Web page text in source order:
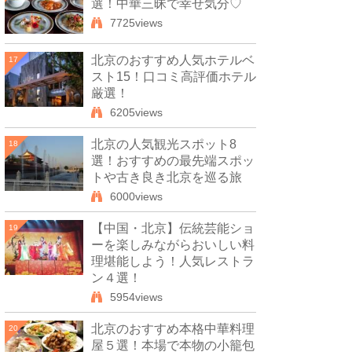
選！中華三昧で幸せ気分♡
7725views
17
北京のおすすめ人気ホテルベ
スト15！口コミ高評価ホテル
厳選！
6205views
18
北京の人気観光スポット8
選！おすすめの最先端スポッ
トや古き良き北京を巡る旅
6000views
19
【中国・北京】伝統芸能ショ
ーを楽しみながらおいしい料
理堪能しよう！人気レストラ
ン４選！
5954views
20
北京のおすすめ本格中華料理
屋５選！本場で本物の小籠包